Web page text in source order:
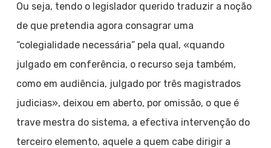
Ou seja, tendo o legislador querido traduzir a noção
de que pretendia agora consagrar uma
“colegialidade necessária” pela qual, «quando
julgado em conferência, o recurso seja também,
como em audiência, julgado por três magistrados
judicias», deixou em aberto, por omissão, o que é
trave mestra do sistema, a efectiva intervenção do
terceiro elemento, aquele a quem cabe dirigir a